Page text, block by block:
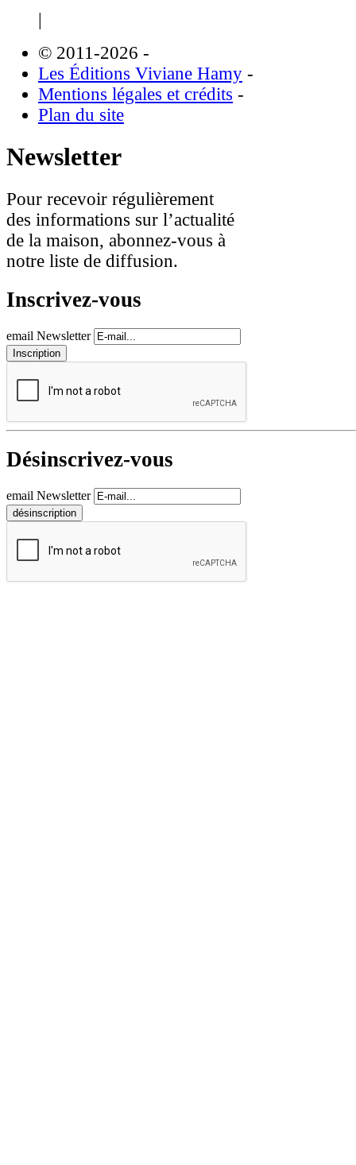
|
© 2011-2026 -
Les Éditions Viviane Hamy -
Mentions légales et crédits -
Plan du site
Newsletter
Pour recevoir régulièrement
des informations sur l’actualité
de la maison, abonnez-vous à
notre liste de diffusion.
Inscrivez-vous
email Newsletter
Désinscrivez-vous
email Newsletter